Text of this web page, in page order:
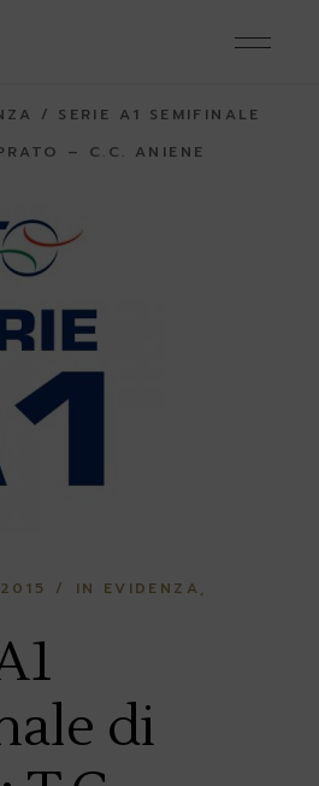
SERIE A1 SEMIFINALE
– C.C. ANIENE
IN EVIDENZA
di